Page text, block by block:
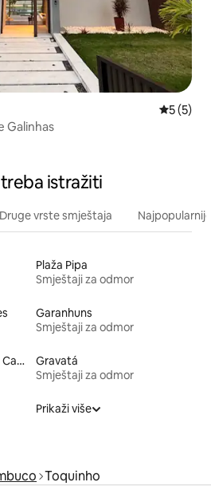
5 (5)
Galinhas
istražiti
Druge vrste smještaja
Plaža Pipa
Smještaji za odmor
Garanhuns
Smještaji za odmor
Região Metropolitana de Campina Grande
Gravatá
Smještaji za odmor
Prikaži više
Toquinho